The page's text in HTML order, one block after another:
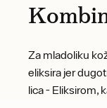
Za mladoliku
eliksira jer
lica - Eliksirom,